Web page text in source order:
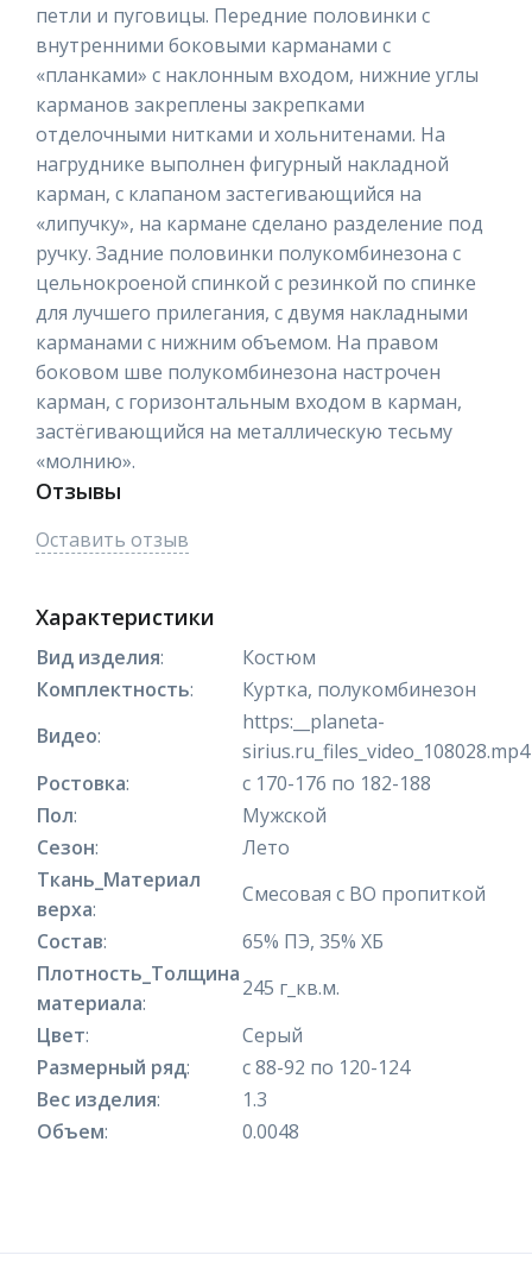
петли и пуговицы. Передние половинки с
внутренними боковыми карманами с
«планками» с наклонным входом, нижние углы
карманов закреплены закрепками
отделочными нитками и хольнитенами. На
нагруднике выполнен фигурный накладной
карман, с клапаном застегивающийся на
«липучку», на кармане сделано разделение под
ручку. Задние половинки полукомбинезона с
цельнокроеной спинкой с резинкой по спинке
для лучшего прилегания, с двумя накладными
карманами с нижним объемом. На правом
боковом шве полукомбинезона настрочен
карман, с горизонтальным входом в карман,
застёгивающийся на металлическую тесьму
«молнию».
Отзывы
Оставить отзыв
Характеристики
Вид изделия:
Костюм
Комплектность:
Куртка, полукомбинезон
Видео:
https:__planeta-
sirius.ru_files_video_108028.mp4
Ростовка:
с 170-176 по 182-188
Пол:
Мужской
Сезон:
Лето
Ткань_Материал
верха:
Смесовая с ВО пропиткой
Состав:
65% ПЭ, 35% ХБ
Плотность_Толщина
материала:
245 г_кв.м.
Цвет:
Серый
Размерный ряд:
с 88-92 по 120-124
Вес изделия:
1.3
Объем: 0.0048